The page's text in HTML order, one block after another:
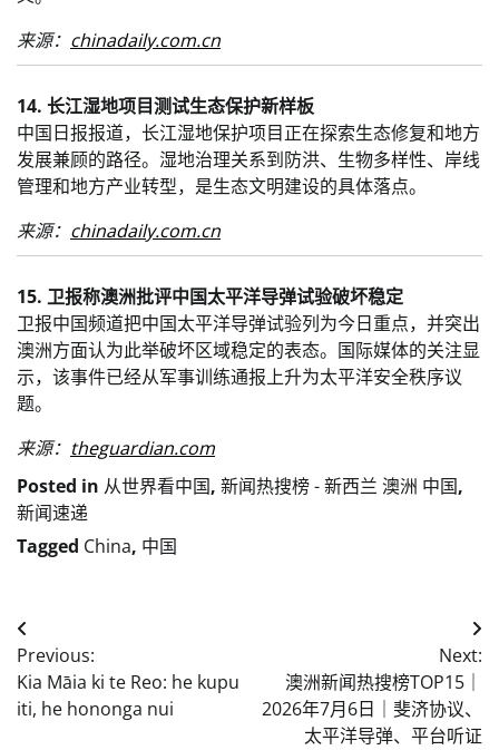
来源： chinadaily.com.cn
14. 长江湿地项目测试生态保护新样板
中国日报报道，长江湿地保护项目正在探索生态修复和地方
发展兼顾的路径。湿地治理关系到防洪、生物多样性、岸线
管理和地方产业转型，是生态文明建设的具体落点。
来源： chinadaily.com.cn
15. 卫报称澳洲批评中国太平洋导弹试验破坏稳定
卫报中国频道把中国太平洋导弹试验列为今日重点，并突出
澳洲方面认为此举破坏区域稳定的表态。国际媒体的关注显
示，该事件已经从军事训练通报上升为太平洋安全秩序议
题。
来源： theguardian.com
Posted in 从世界看中国, 新闻热搜榜 - 新西兰 澳洲 中国,
新闻速递
Tagged China, 中国
Post
navigation
Previous:
Kia Māia ki te Reo: he kupu
iti, he hononga nui
Next:
澳洲新闻热搜榜TOP15｜
2026年7月6日｜斐济协议、
太平洋导弹、平台听证